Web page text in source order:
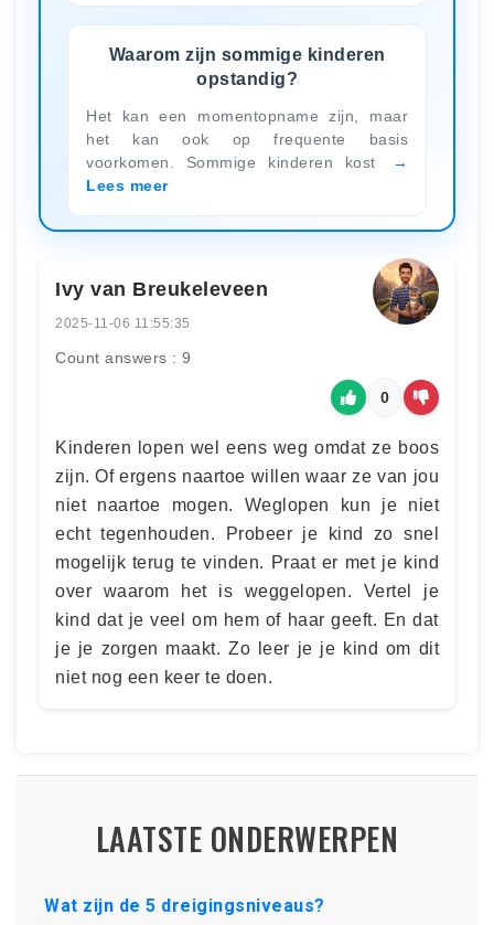
Waarom zijn sommige kinderen
opstandig?
Het kan een momentopname zijn, maar
het kan ook op frequente basis
voorkomen. Sommige kinderen kost
Lees meer
Ivy van Breukeleveen
2025-11-06 11:55:35
Count answers : 9
0
Kinderen lopen wel eens weg omdat ze boos
zijn. Of ergens naartoe willen waar ze van jou
niet naartoe mogen. Weglopen kun je niet
echt tegenhouden. Probeer je kind zo snel
mogelijk terug te vinden. Praat er met je kind
over waarom het is weggelopen. Vertel je
kind dat je veel om hem of haar geeft. En dat
je je zorgen maakt. Zo leer je je kind om dit
niet nog een keer te doen.
LAATSTE ONDERWERPEN
Wat zijn de 5 dreigingsniveaus?